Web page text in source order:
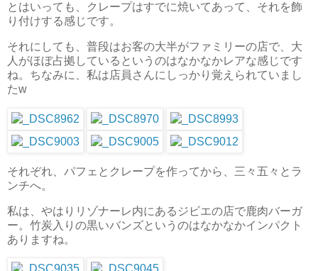
とはいっても、クレープはすでに焼いてあって、それを飾
り付けする感じです。
それにしても、普段はお客の大半がファミリーの店で、大
人がほぼ占拠しているというのはなかなかレアな感じです
ね。ちなみに、私は店員さんにしっかり覚えられていまし
たw
それぞれ、パフェとクレープを作ってから、三々五々とラ
ンチへ。
私は、やはりリゾナーレ内にあるジビエの店で鹿肉バーガ
ー。竹炭入りの黒いバンズというのはなかなかインパクト
ありますね。